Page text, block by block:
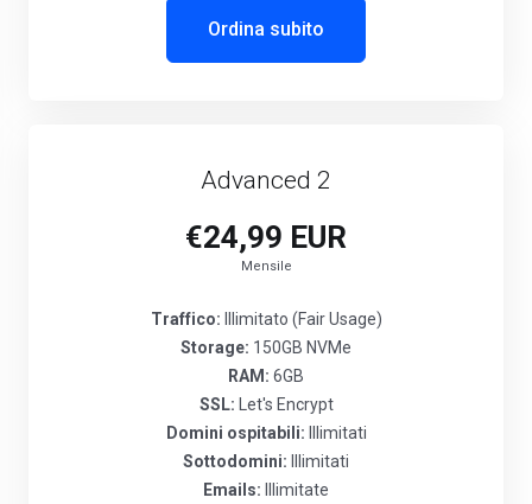
Ordina subito
Advanced 2
€24,99 EUR
Mensile
Traffico: Illimitato (Fair Usage)
Storage: 150GB NVMe
RAM: 6GB
SSL: Let's Encrypt
Domini ospitabili: Illimitati
Sottodomini: Illimitati
Emails: Illimitate